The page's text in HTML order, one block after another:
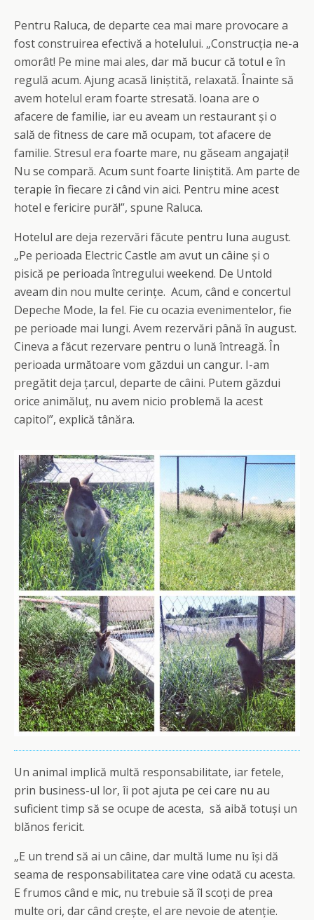
Pentru Raluca, de departe cea mai mare provocare a
fost construirea efectivă a hotelului. „Construcția ne-a
omorât! Pe mine mai ales, dar mă bucur că totul e în
regulă acum. Ajung acasă liniștită, relaxată. Înainte să
avem hotelul eram foarte stresată. Ioana are o
afacere de familie, iar eu aveam un restaurant și o
sală de fitness de care mă ocupam, tot afacere de
familie. Stresul era foarte mare, nu găseam angajați!
Nu se compară. Acum sunt foarte liniștită. Am parte de
terapie în fiecare zi când vin aici. Pentru mine acest
hotel e fericire pură!”, spune Raluca.
Hotelul are deja rezervări făcute pentru luna august.
„Pe perioada Electric Castle am avut un câine și o
pisică pe perioada întregului weekend. De Untold
aveam din nou multe cerințe. Acum, când e concertul
Depeche Mode, la fel. Fie cu ocazia evenimentelor, fie
pe perioade mai lungi. Avem rezervări până în august.
Cineva a făcut rezervare pentru o lună întreagă. În
perioada următoare vom găzdui un cangur. I-am
pregătit deja țarcul, departe de câini. Putem găzdui
orice animăluț, nu avem nicio problemă la acest
capitol”, explică tânăra.
Un animal implică multă responsabilitate, iar fetele,
prin business-ul lor, îi pot ajuta pe cei care nu au
suficient timp să se ocupe de acesta, să aibă totuși un
blănos fericit.
„E un trend să ai un câine, dar multă lume nu își dă
seama de responsabilitatea care vine odată cu acesta.
E frumos când e mic, nu trebuie să îl scoți de prea
multe ori, dar când crește, el are nevoie de atenție.